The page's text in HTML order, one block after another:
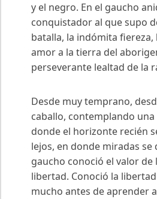
y el negro. En el gaucho
conquistador al que supo
batalla, la indómita fiereza,
amor a la tierra del
perseverante lealtad de la
Desde muy temprano,
caballo, contemplando
donde el horizonte recién
lejos, en donde miradas se
gaucho conoció el valor de
libertad. Conoció la
mucho antes de aprender